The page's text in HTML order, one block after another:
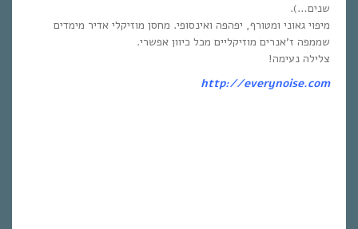
שנים…).
מיפוי גאוני ומטורף, יפהפה ואינסופי. מחסן מוזיקלי אדיר מימדים
שממפה ז’אנרים מוזיקליים מכל כיוון אפשרי.
צלילה נעימה!
http://everynoise.com